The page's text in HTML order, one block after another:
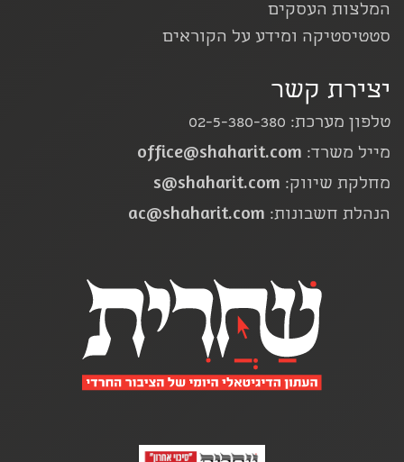
המלצות העסקים
סטטיסטיקה ומידע על הקוראים
יצירת קשר
טלפון מערכת: 02-5-380-380
מייל משרד: office@shaharit.com
מחלקת שיווק: s@shaharit.com
הנהלת חשבונות: ac@shaharit.com